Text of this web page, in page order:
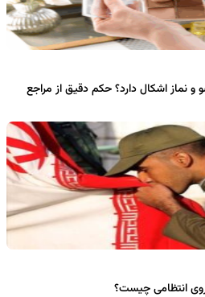
و نماز اشکال دارد؟ حکم دقیق از مراجع
انتظامی چیست؟